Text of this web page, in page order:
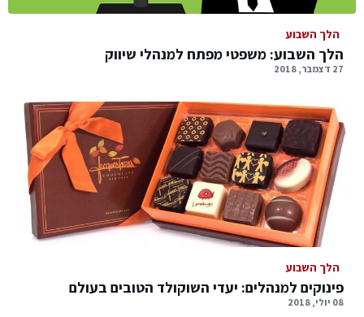
הלך השבוע
הלך השבוע: משפטי מפתח למנהלי שיווק
27 דצמבר, 2018
הלך השבוע
פינוקים למנהלים: יעדי השוקולד הטובים בעולם
08 יולי, 2018